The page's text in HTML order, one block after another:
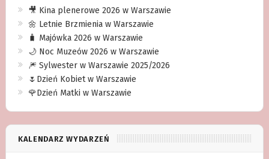
🎥 Kina plenerowe 2026 w Warszawie
🌼 Letnie Brzmienia w Warszawie
🧳 Majówka 2026 w Warszawie
🌙 Noc Muzeów 2026 w Warszawie
🎆 Sylwester w Warszawie 2025/2026
🌷Dzień Kobiet w Warszawie
🌹Dzień Matki w Warszawie
KALENDARZ WYDARZEŃ